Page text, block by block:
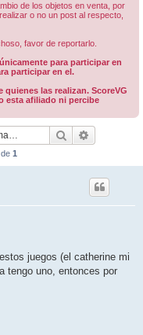
de los objetos en venta, por
o no un post al respecto,
favor de reportarlo.
para participar en
participar en el.
las realizan. ScoreVG
esta afiliado ni percibe
Buscar
de 1
juegos (el catherine mi
tengo uno, entonces por